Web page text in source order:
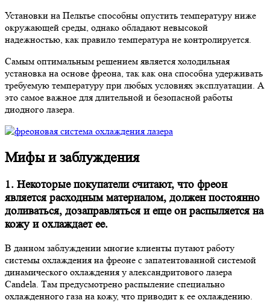
Установки на Пельтье способны опустить температуру ниже
окружающей среды, однако обладают невысокой
надежностью, как правило температура не контролируется.
Самым оптимальным решением является холодильная
установка на основе фреона, так как она способна удерживать
требуемую температуру при любых условиях эксплуатации. А
это самое важное для длительной и безопасной работы
диодного лазера.
Мифы и заблуждения
1. Некоторые покупатели считают, что фреон
является расходным материалом, должен постоянно
доливаться, дозаправляться и еще он распыляется на
кожу и охлаждает ее.
В данном заблуждении многие клиенты путают работу
системы охлаждения на фреоне с запатентованной системой
динамического охлаждения у александритового лазера
Candela. Там предусмотрено распыление специально
охлажденного газа на кожу, что приводит к ее охлаждению.